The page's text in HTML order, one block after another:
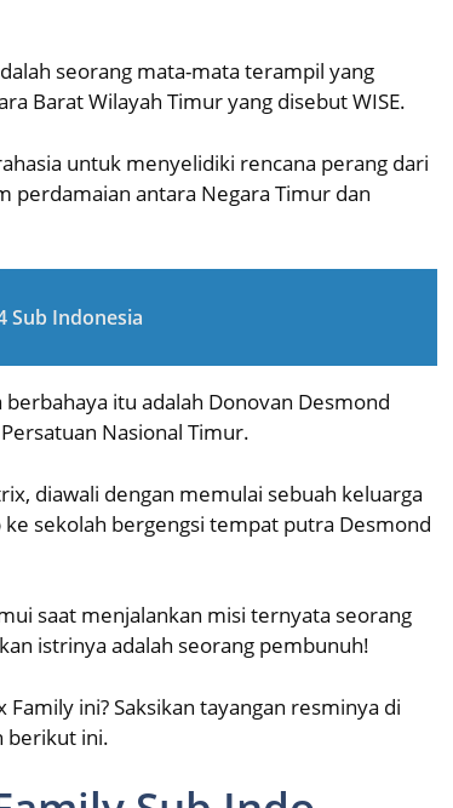
seorang mata-mata terampil yang
Barat Wilayah Timur yang disebut WISE.
untuk menyelidiki rencana perang dari
perdamaian antara Negara Timur dan
Sub Indonesia
itu adalah Donovan Desmond
Nasional Timur.
diawali dengan memulai sebuah keluarga
sekolah bergengsi tempat putra Desmond
saat menjalankan misi ternyata seorang
istrinya adalah seorang pembunuh!
ini? Saksikan tayangan resminya di
berikut ini.